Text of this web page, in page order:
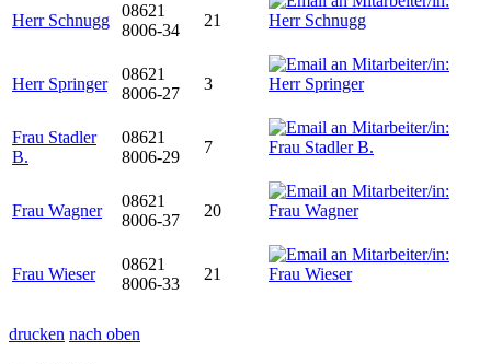
Herr Schnugg
08621
8006-34
21
Herr Springer
08621
8006-27
3
Frau Stadler
B.
08621
8006-29
7
Frau Wagner
08621
8006-37
20
Frau Wieser
08621
8006-33
21
drucken nach oben